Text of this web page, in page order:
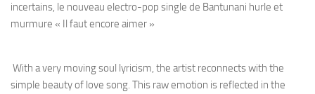
incertains, le nouveau electro-pop single de Bantunani hurle et
murmure « Il faut encore aimer »
With a very moving soul lyricism, the artist reconnects with the
simple beauty of love song. This raw emotion is reflected in the